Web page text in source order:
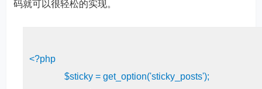
码就可以很轻松的实现。
<?php
               $sticky = get_option(
'sticky_posts');